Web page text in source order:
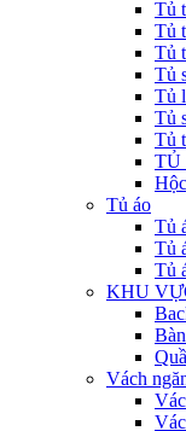
Tủ
Tủ
Tủ
Tủ
Tủ
Tủ
Tủ
TỦ
Tủ áo
Tủ
Tủ
Tủ
KHU
Vách